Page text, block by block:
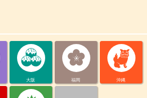
大阪 福岡 沖縄